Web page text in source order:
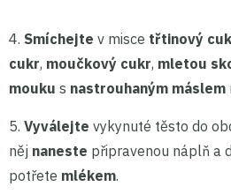
4. Smíchejte v misce třtinový
cukr, moučkový cukr, mletou
mouku s nastrouhaným máslem
5. Vyválejte vykynuté těsto do
něj naneste připravenou náplň a
potřete mlékem.